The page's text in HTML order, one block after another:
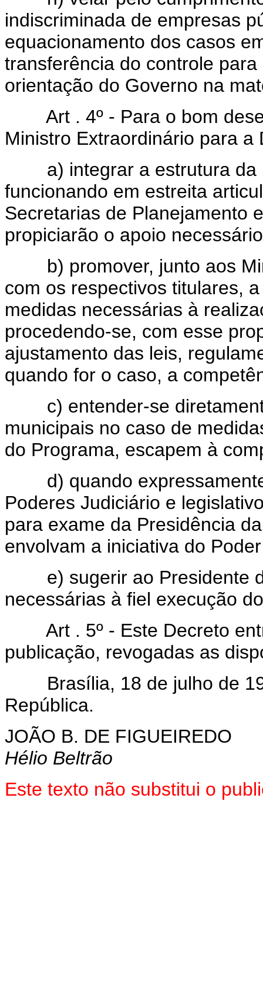
indiscriminada de empresas
equacionamento dos casos
transferência do controle
orientação do Governo na
Art . 4º - Para o bom
Ministro Extraordinário para
a) integrar a estrutura da
funcionando em estreita
Secretarias de Planejamento
propiciarão o apoio
b) promover, junto aos
com os respectivos titulares,
medidas necessárias à
procedendo-se, com esse
ajustamento das leis,
quando for o caso, a
c) entender-se
municipais no caso de
do Programa, escapem à
d) quando expressamente
Poderes Judiciário e
para exame da Presidência
envolvam a iniciativa do
e) sugerir ao Presidente
necessárias à fiel execução
Art . 5º - Este Decreto
publicação, revogadas as
Brasília, 18 de julho de
República.
JOÃO B. DE FIGUEIREDO
Hélio Beltrão
Este texto não substitui o